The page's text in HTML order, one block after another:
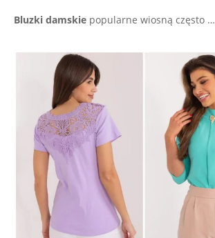
Bluzki damskie popularne wiosną często …